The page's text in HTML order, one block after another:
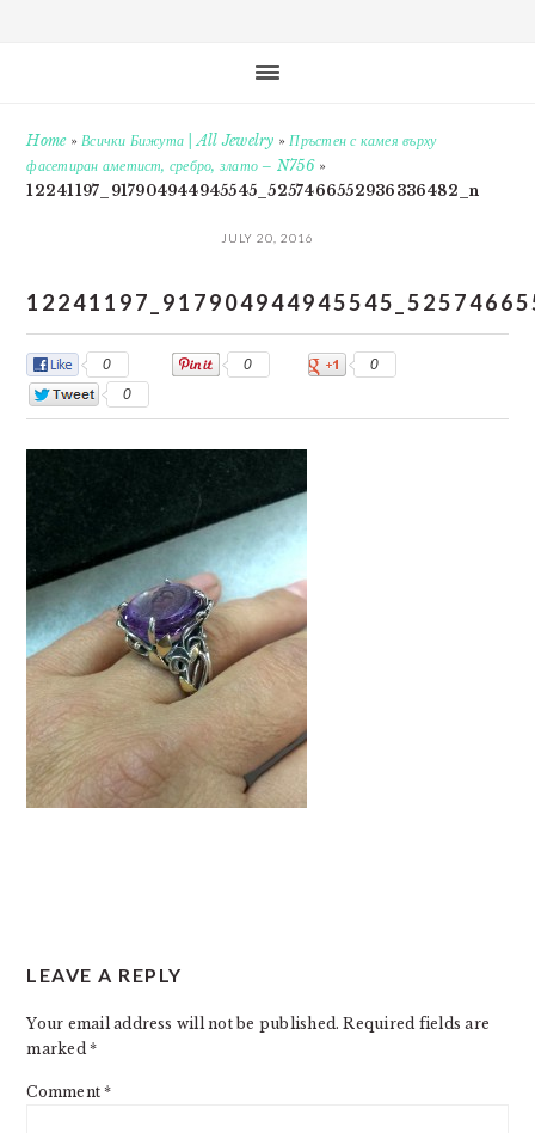
Home»Всички Бижута | All Jewelry »Пръстен с камея върху
фасетиран аметист, сребро, злато – N756»
12241197_917904944945545_5257466552936336482_n
JULY 20, 2016
0 0
0
0
INTERACTIONS
LEAVE A REPLY
Your email address will not be published. Required fields are
marked*
Comment*